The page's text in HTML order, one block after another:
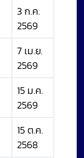
3 ก.ค.
2569
7 เม.ย.
2569
15 ม.ค.
2569
15 ต.ค.
2568